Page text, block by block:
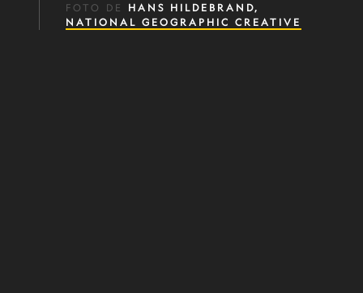
FOTO DE HANS HILDEBRAND,
NATIONAL GEOGRAPHIC CREATIVE